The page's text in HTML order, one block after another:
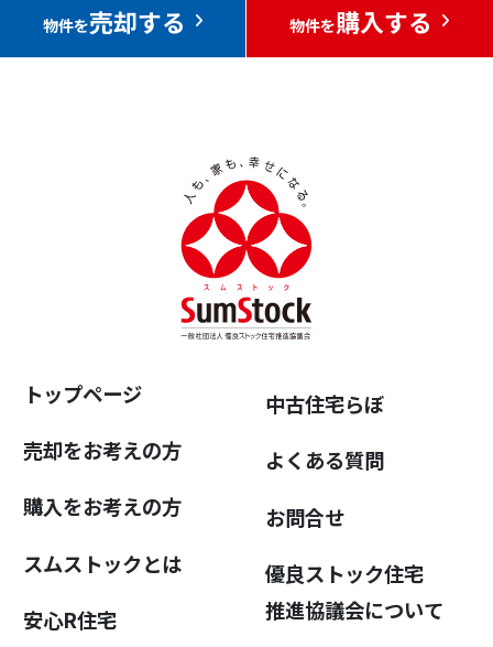
物件を売却する 物件を購入する
トップページ
売却をお考えの方
購入をお考えの方
スムストックとは
安心R住宅
中古住宅らぼ
よくある質問
お問合せ
優良ストック住宅
推進協議会について